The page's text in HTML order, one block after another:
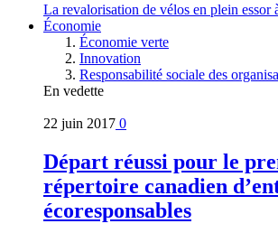
La revalorisation de vélos en plein essor
Économie
Économie verte
Innovation
Responsabilité sociale des
En vedette
22 juin 2017 0
Départ réussi pour le
répertoire canadien
écoresponsables